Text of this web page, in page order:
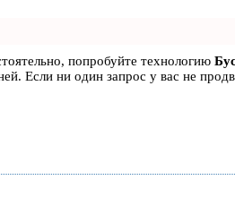
попробуйте технологию
Если ни один запрос у вас не